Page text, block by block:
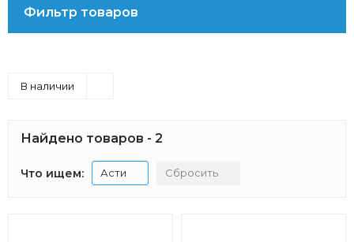
Фильтр товаров
В наличии
Найдено товаров - 2
Что ищем: Асти Сбросить